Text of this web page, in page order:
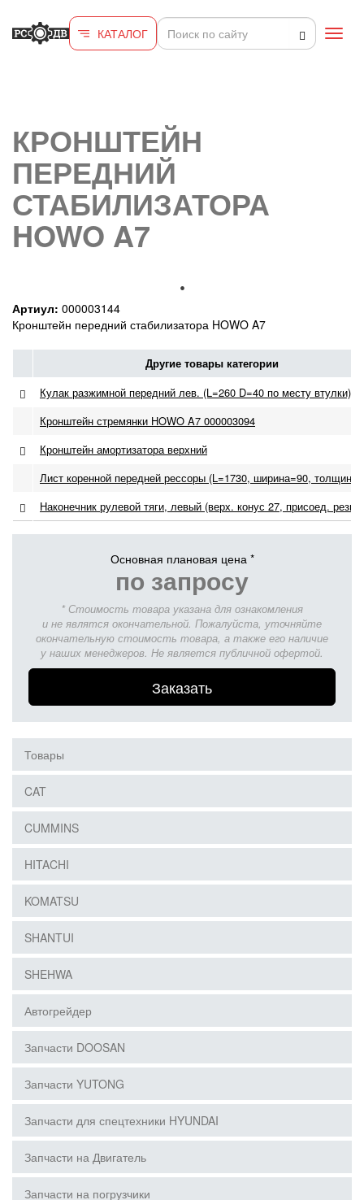
КАТАЛОГ
КРОНШТЕЙН
ПЕРЕДНИЙ
СТАБИЛИЗАТОРА
HOWO A7
Артиул: 000003144
Кронштейн передний стабилизатора HOWO A7
Другие товары категории
Кулак разжимной передний лев. (L=260 D=40 по месту втулки)
Кронштейн стремянки HOWO A7 000003094
Кронштейн амортизатора верхний
Лист коренной передней рессоры (L=1730, ширина=90,
Наконечник рулевой тяги, левый (верх. конус 27, присоед.
Основная плановая цена *
по запросу
* Стоимость товара указана для ознакомления
и не являтся окончательной. Пожалуйста, уточняйте
окончательную стоимость товара, а также его наличие
у наших менеджеров. Не является публичной офертой.
Заказать
Товары
CAT
CUMMINS
HITACHI
KOMATSU
SHANTUI
SHEHWA
Автогрейдер
Запчасти DOOSAN
Запчасти YUTONG
Запчасти для спецтехники HYUNDAI
Запчасти на Двигатель
Запчасти на погрузчики